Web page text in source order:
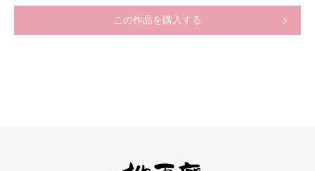
この作品を購入する